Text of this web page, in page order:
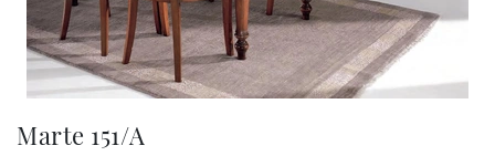
Marte 151/A